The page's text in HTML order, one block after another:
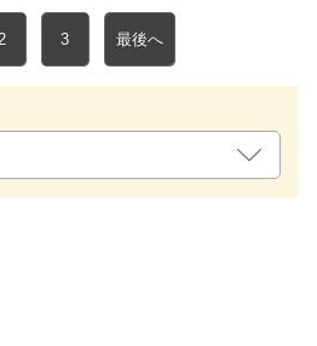
2 3 最後へ